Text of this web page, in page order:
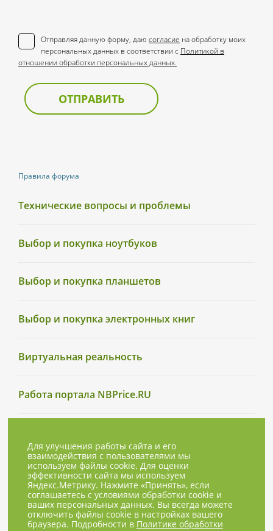
Правила форума
Технические вопросы и проблемы
Выбор и покупка ноутбуков
Выбор и покупка планшетов
Выбор и покупка электронных книг
Виртуальная реальность
Работа портала NBPrice.RU
Отправляя данную форму, даю согласие на обработку моих
персональных данных в соответствии с Политикой в
отношении обработки персональных данных.
ОТПРАВИТЬ
Для улучшения работы сайта и его
взаимодействия с пользователями мы
используем файлы cookie. Для оценки
эффективности сайта мы используем
Яндекс.Метрику. Нажмите «Принять», если
соглашаетесь с условиями обработки cookie и
ваших персональных данных. Вы всегда можете
отключить файлы cookie в настройках вашего
браузера. Подробности в Политике обработки